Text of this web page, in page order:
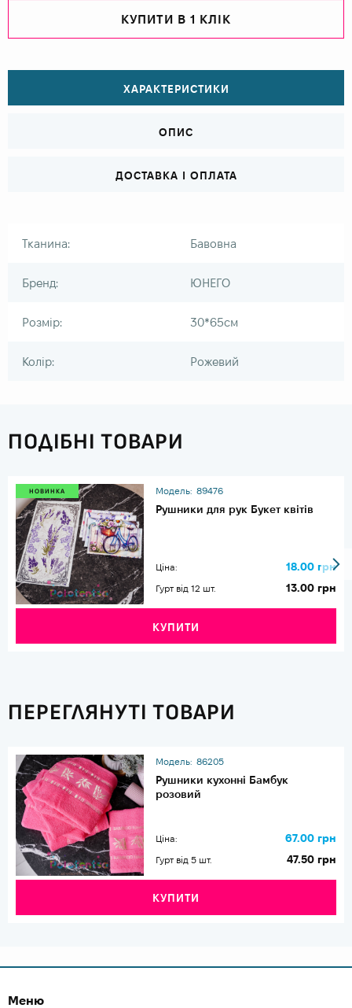
КУПИТИ В 1 КЛІК
ХАРАКТЕРИСТИКИ
ОПИС
ДОСТАВКА І ОПЛАТА
Тканина: Бавовна
Бренд: ЮНЕГО
Розмір: 30*65см
Колір: Рожевий
ПОДІБНІ ТОВАРИ
НОВИНКА Модель: 89476
Рушники для рук Букет квітів
Ціна: 18.00 грн
Гурт від 12 шт. 13.00 грн
КУПИТИ
ПЕРЕГЛЯНУТІ ТОВАРИ
Модель: 86205
Рушники кухонні Бамбук
розовий
Ціна: 67.00 грн
Гурт від 5 шт. 47.50 грн
КУПИТИ
Меню